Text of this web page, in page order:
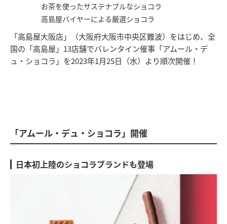
お茶を使ったサステナブルなショコラ
高島屋バイヤーによる厳選ショコラ
「高島屋大阪店」（大阪府大阪市中央区難波）をはじめ、全
国の「高島屋」13店舗でバレンタイン催事「アムール・デ
ュ・ショコラ」を2023年1月25日（水）より順次開催！
「アムール・デュ・ショコラ」開催
日本初上陸のショコラブランドも登場